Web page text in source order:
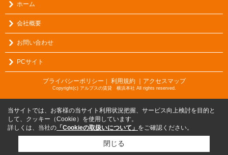
ホーム
会社概要
お問い合わせ
PCサイト
プライバシーポリシー 利用規約 ｜アクセスマップ
Copyright(c) アルプスの賃貸 横浜本社 All rights reserved.
当サイトでは、お客様の当サイト利用状況把握、サービス向上検討を目的と
して、クッキー（Cookie）を使用しています。
詳しくは、当社の 「Cookieの取扱いについて」 をご確認ください。
閉じる